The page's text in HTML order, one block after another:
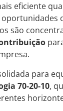
eficiente
são
para
70-20-10,